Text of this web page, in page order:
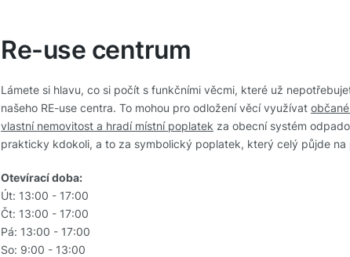
Re-use centrum
Lámete si hlavu, co si počít s funkčními věcmi, které už
našeho RE-use centra. To mohou pro odložení věcí využívat
vlastní nemovitost a hradí místní poplatek za obecní systém
prakticky kdokoli, a to za symbolický poplatek, který celý půjde na
Otevírací doba:
Út: 13:00 - 17:00
Čt: 13:00 - 17:00
Pá: 13:00 - 17:00
So: 9:00 - 13:00